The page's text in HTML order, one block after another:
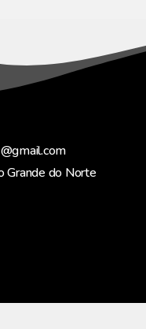
Grande do Norte